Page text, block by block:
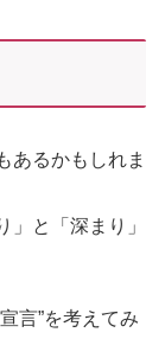
あるかもしれま
と「深まり」
言”を考えてみ